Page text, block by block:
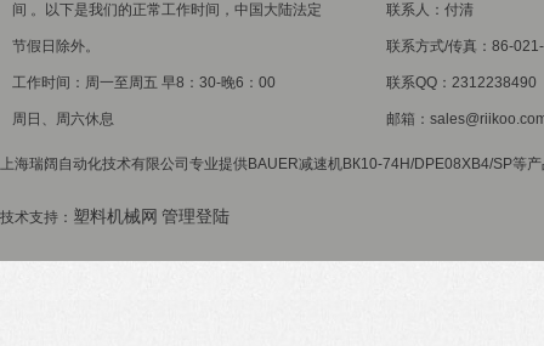
间 。以下是我们的正常工作时间，中国大陆法定
节假日除外。
工作时间：周一至周五 早8：30-晚6：00
周日、周六休息
联系人：付清
联系方式/传真：86-
联系QQ：2312238490
邮箱：
上海瑞阔自动化技术有限公司专业提供BAUER减速机ВК10-74Н/DPE08XB4/SP等
技术支持： 塑料机械网 管理登陆